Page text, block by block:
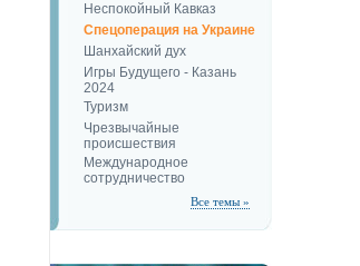
Неспокойный Кавказ
Спецоперация на Украине
Шанхайский дух
Игры Будущего - Казань
2024
Туризм
Чрезвычайные
происшествия
Международное
сотрудничество
Все темы »